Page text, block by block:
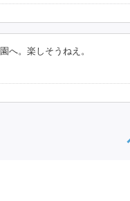
園へ。楽しそうねえ。